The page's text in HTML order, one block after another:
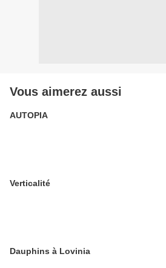
Vous aimerez aussi
AUTOPIA
Verticalité
Dauphins à Lovinia